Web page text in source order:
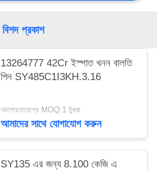
বিশদ প্রকাশ
13264777 42Cr ইস্পাত খনন বালতি
পিন SY485C1I3KH.3.16
আলোচনাযোগ্য MOQ:1 টুকরা
আমাদের সাথে যোগাযোগ করুন
SY135 এর জন্য 8.100 কেজি এ